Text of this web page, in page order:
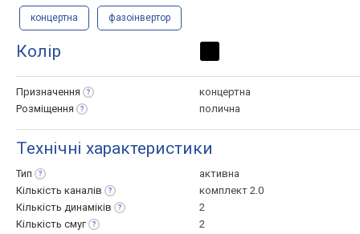
концертна фазоінвертор
Колір
Призначення
концертна
Розміщення
полична
Технічні характеристики
Тип
активна
Кількість каналів
комплект 2.0
Кількість динаміків
2
Кількість смуг 2